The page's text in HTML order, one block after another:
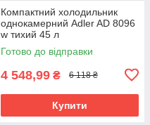
Компактний холодильник
однокамерний Adler AD 8096
w тихий 45 л
Готово до відправки
4 548,99 ₴ 6 118 ₴
Купити